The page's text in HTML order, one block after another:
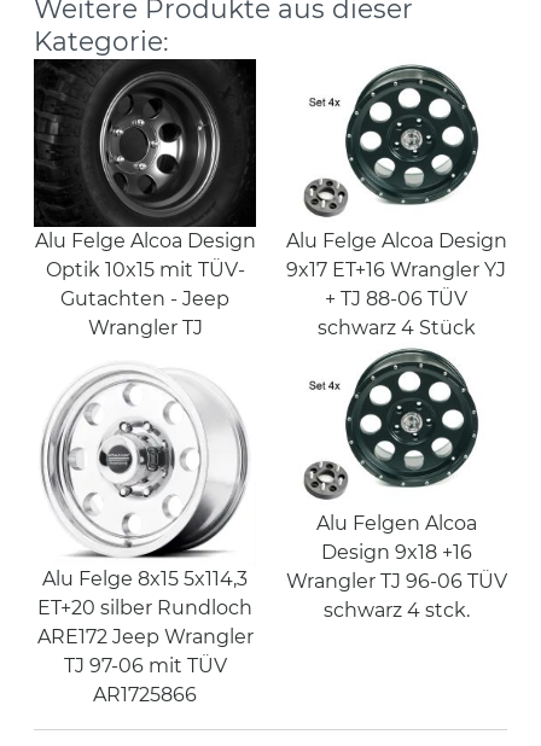
Weitere Produkte aus dieser
Kategorie:
Alu Felge Alcoa Design
Optik 10x15 mit TÜV-
Gutachten - Jeep
Wrangler TJ
Alu Felge Alcoa Design
9x17 ET+16 Wrangler YJ
+ TJ 88-06 TÜV
schwarz 4 Stück
Alu Felge 8x15 5x114,3
ET+20 silber Rundloch
ARE172 Jeep Wrangler
TJ 97-06 mit TÜV
AR1725866
Alu Felgen Alcoa
Design 9x18 +16
Wrangler TJ 96-06 TÜV
schwarz 4 stck.